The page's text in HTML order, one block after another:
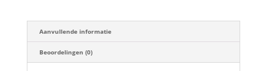
Aanvullende informatie
Beoordelingen (0)